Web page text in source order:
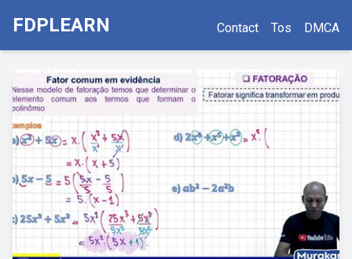
FDPLEARN Contact Tos DMCA